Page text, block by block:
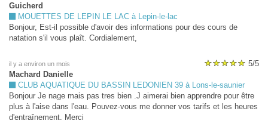
Guicherd
MOUETTES DE LEPIN LE LAC à Lepin-le-lac
Bonjour, Est-il possible d'avoir des informations pour des cours de
natation s'il vous plaît. Cordialement,
il y a environ un mois
5/5
Machard Danielle
CLUB AQUATIQUE DU BASSIN LEDONIEN 39 à Lons-le-saunier
Bonjour Je nage mais pas tres bien .J aimerai bien apprendre pour être
plus à l'aise dans l'eau. Pouvez-vous me donner vos tarifs et les heures
d'entraînement. Merci